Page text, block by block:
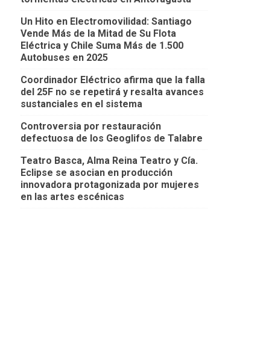
Un Hito en Electromovilidad: Santiago
Vende Más de la Mitad de Su Flota
Eléctrica y Chile Suma Más de 1.500
Autobuses en 2025
Coordinador Eléctrico afirma que la falla
del 25F no se repetirá y resalta avances
sustanciales en el sistema
Controversia por restauración
defectuosa de los Geoglifos de Talabre
Teatro Basca, Alma Reina Teatro y Cía.
Eclipse se asocian en producción
innovadora protagonizada por mujeres
en las artes escénicas